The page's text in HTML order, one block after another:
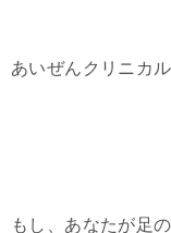
あいぜんクリニカ
もし、あなたが足